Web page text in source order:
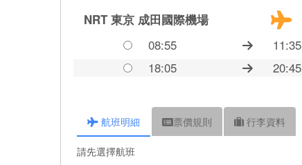
NRT 東京 成田國際機場
08:55
11:35
18:05
20:45
航班明細 票價規則 行李資料
請先選擇航班